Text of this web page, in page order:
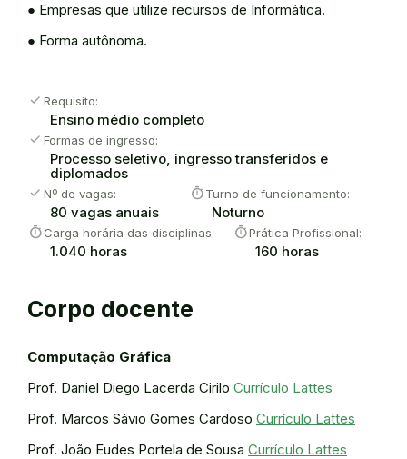
● Empresas que utilize recursos de Informática.
● Forma autônoma.
check Requisito:
Ensino médio completo
check Formas de ingresso:
Processo seletivo, ingresso transferidos e
diplomados
check Nº de vagas:
80 vagas anuais
timerTurno de funcionamento:
Noturno
timerCarga horária das disciplinas:
1.040 horas
timerPrática Profissional:
160 horas
Corpo docente
Computação Gráfica
Prof. Daniel Diego Lacerda Cirilo Currículo Lattes
Prof. Marcos Sávio Gomes Cardoso Currículo Lattes
Prof. João Eudes Portela de Sousa Currículo Lattes